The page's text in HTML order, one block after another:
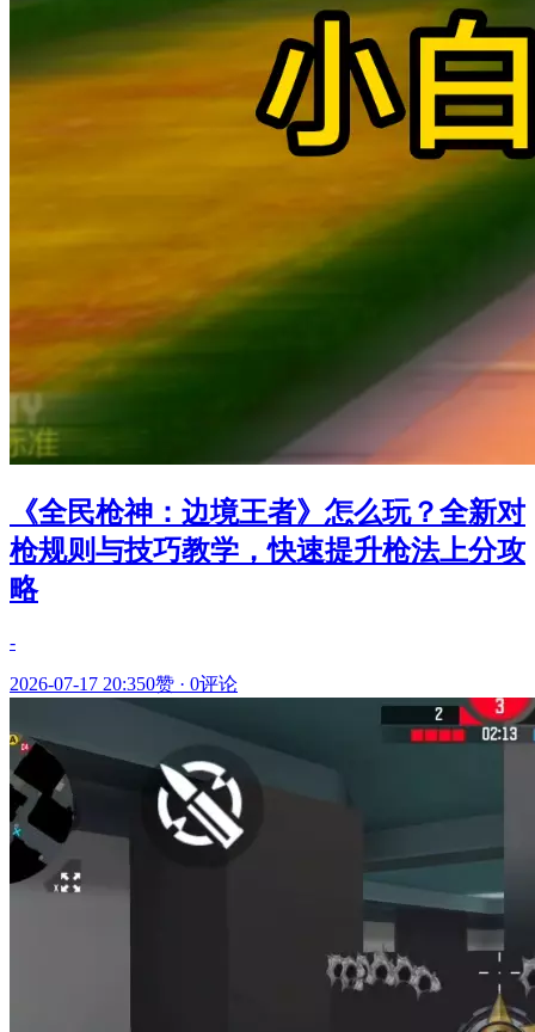
《全民枪神：边境王者》怎么玩？全新对
枪规则与技巧教学，快速提升枪法上分攻
略
-
2026-07-17 20:350赞 · 0评论